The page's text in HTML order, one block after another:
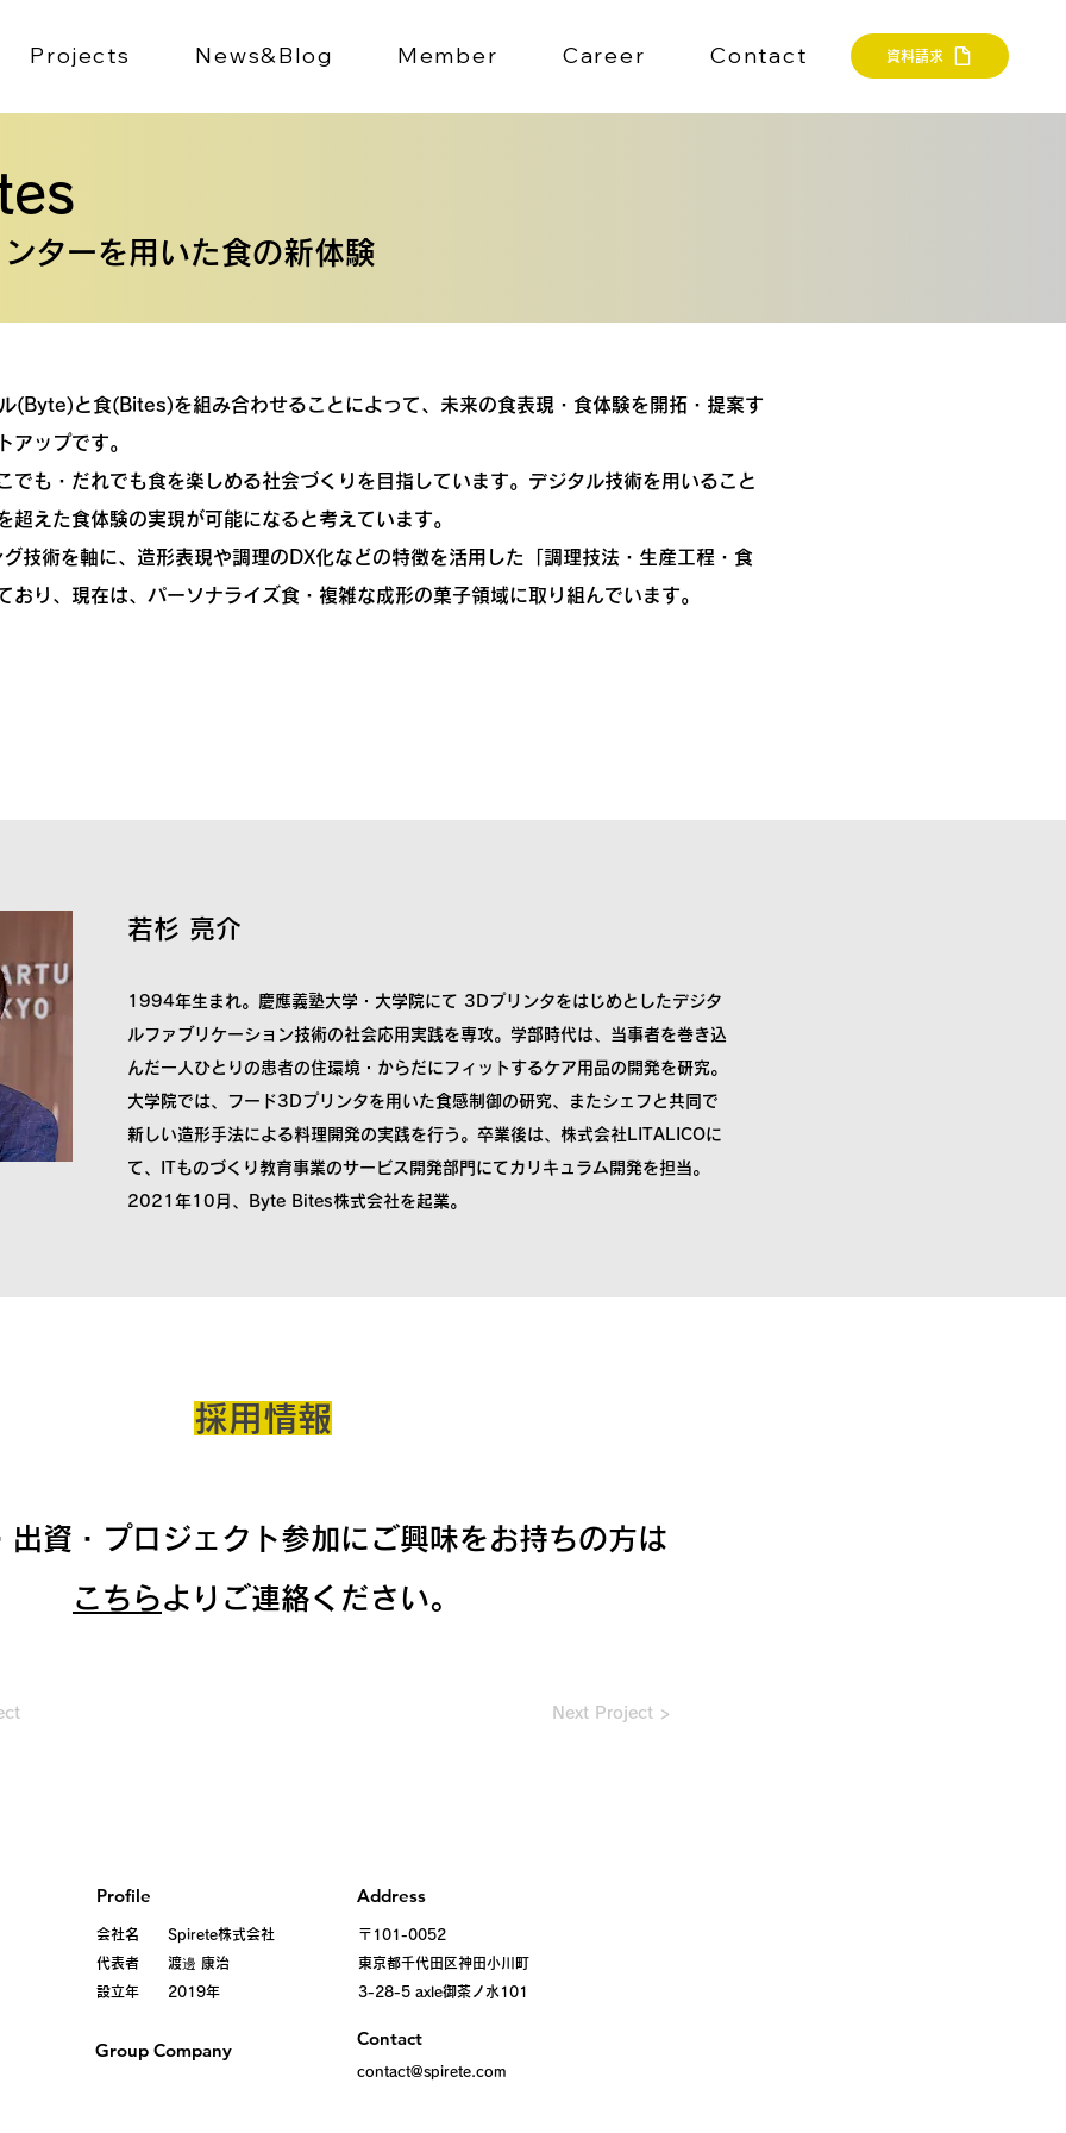
Projects News&Blog Member Career Contact 資料請求
ターを用いた食の新体験
(Byte)と食(Bites)を組み合わせることによって、未来の食表現・食体験を開拓・提案す
アップです。
でも・だれでも食を楽しめる社会づくりを目指しています。デジタル技術を用いること
超えた食体験の実現が可能になると考えています。
技術を軸に、造形表現や調理のDX化などの特徴を活用した「調理技法・生産工程・食
おり、現在は、パーソナライズ食・複雑な成形の菓子領域に取り組んでいます。
若杉 亮介
1994年生まれ。慶應義塾大学・大学院にて 3Dプリンタをはじめとしたデジタ
ルファブリケーション技術の社会応用実践を専攻。学部時代は、当事者を巻き込
んだ一人ひとりの患者の住環境・からだにフィットするケア用品の開発を研究。
大学院では、フード3Dプリンタを用いた食感制御の研究、またシェフと共同で
新しい造形手法による料理開発の実践を行う。卒業後は、株式会社LITALICOに
て、ITものづくり教育事業のサービス開発部門にてカリキュラム開発を担当。
2021年10月、Byte Bites株式会社を起業。
​採用情報
出資・プロジェクト参加にご興味をお持ちの方は
こちらより ご連絡ください。
Next Project >
Profile
会社名 Spirete株式会社
代表者 渡邊 康治
設立年 2019年
Group Company
Address
〒101-0052
東京都千代田区神田小川町
3-28-5 axle御茶ノ水101
Contact
contact@spirete.com